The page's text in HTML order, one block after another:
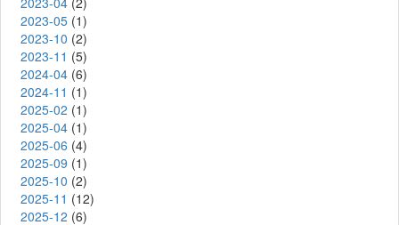
2023-05 (1)
2023-10 (2)
2023-11 (5)
2024-04 (6)
2024-11 (1)
2025-02 (1)
2025-04 (1)
2025-06 (4)
2025-09 (1)
2025-10 (2)
2025-11 (12)
2025-12 (6)